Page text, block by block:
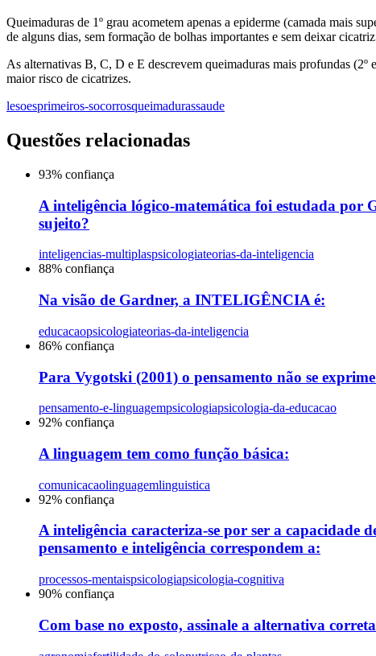
Queimaduras de 1º grau acometem apenas a epiderme (camada mais
de alguns dias, sem formação de bolhas importantes e sem deixar
As alternativas B, C, D e E descrevem queimaduras mais profundas
maior risco de cicatrizes.
lesoesprimeiros-socorrosqueimadurassaude
Questões relacionadas
93% confiança
A inteligência lógico-matemática foi estudada por
sujeito?
inteligencias-multiplaspsicologiateorias-da-inteligencia
88% confiança
Na visão de Gardner, a INTELIGÊNCIA é:
educacaopsicologiateorias-da-inteligencia
86% confiança
Para Vygotski (2001) o pensamento não se
pensamento-e-linguagempsicologiapsicologia-da-educacao
92% confiança
A linguagem tem como função básica:
comunicacaolinguagemlinguistica
92% confiança
A inteligência caracteriza-se por ser a capacidade
pensamento e inteligência correspondem a:
processos-mentaispsicologiapsicologia-cognitiva
90% confiança
Com base no exposto, assinale a alternativa